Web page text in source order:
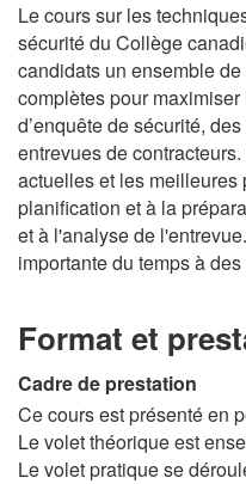
Le cours sur les
sécurité du Collège
candidats un ensemble
complètes pour
d’enquête de sécurité,
entrevues de
actuelles et les
planification et à la
et à l'analyse de
importante du temps à
Format et
Cadre de prestation
Ce cours est présenté en
Le volet théorique est
Le volet pratique se